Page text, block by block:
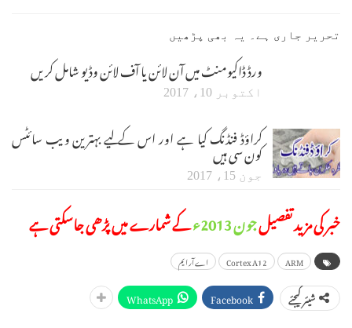
تحریر جاری ہے۔ یہ بھی پڑھیں
ورڈ ڈاکیومنٹ میں آن لائن یا آف لائن وڈیو شامل کریں
اکتوبر 10، 2017
کراؤڈ فنڈنگ کیا ہے اور اس کے لیے بہترین ویب سائٹس
کون سی ہیں
جون 15، 2017
خبر کی مزید تفصیلجون 2013ء کے شمارے میں پڑھی جاسکتی ہے
ARM
Cortex A12 اے آر ایم
شیئر کیجئے Facebook
WhatsApp